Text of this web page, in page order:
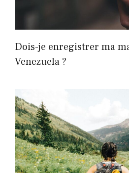
Dois-je enregistrer ma
Venezuela ?